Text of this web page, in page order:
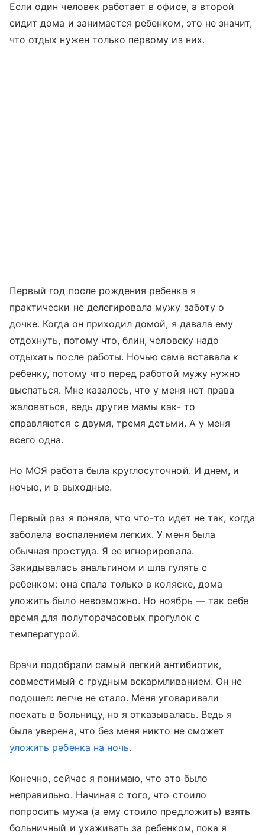
Если один человек работает в офисе, а второй
сидит дома и занимается ребенком, это не значит,
что отдых нужен только первому из них.
Первый год после рождения ребенка я
практически не делегировала мужу заботу о
дочке. Когда он приходил домой, я давала ему
отдохнуть, потому что, блин, человеку надо
отдыхать после работы. Ночью сама вставала к
ребенку, потому что перед работой мужу нужно
выспаться. Мне казалось, что у меня нет права
жаловаться, ведь другие мамы как- то
справляются с двумя, тремя детьми. А у меня
всего одна.
Но МОЯ работа была круглосуточной. И днем, и
ночью, и в выходные.
Первый раз я поняла, что что-то идет не так, когда
заболела воспалением легких. У меня была
обычная простуда. Я ее игнорировала.
Закидывалась анальгином и шла гулять с
ребенком: она спала только в коляске, дома
уложить было невозможно. Но ноябрь — так себе
время для полуторачасовых прогулок с
температурой.
Врачи подобрали самый легкий антибиотик,
совместимый с грудным вскармливанием. Он не
подошел: легче не стало. Меня уговаривали
поехать в больницу, но я отказывалась. Ведь я
была уверена, что без меня никто не сможет
уложить ребенка на ночь.
Конечно, сейчас я понимаю, что это было
неправильно. Начиная с того, что стоило
попросить мужа (а ему стоило предложить) взять
больничный и ухаживать за ребенком, пока я